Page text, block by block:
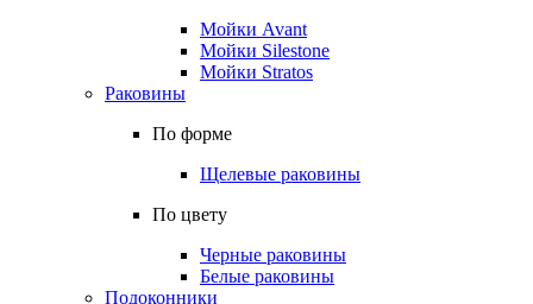
Мойки Avant
Мойки Silestone
Мойки Stratos
Раковины
По форме
Щелевые раковины
По цвету
Черные раковины
Белые раковины
Подоконники